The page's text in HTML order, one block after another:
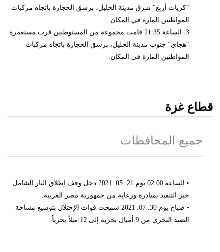
"كريات أربع" شرق مدينة الخليل، برشق الحجارة باتجاه مركبات
المواطنين المارة في المكان.
3. الساعة 21:35 قامت مجموعة من المستوطنين قرب مستعمرة
"هجاي" جنوب مدينة الخليل، برشق الحجارة باتجاه مركبات
المواطنين المارة في المكان.
قطاع غزة
جميع المحافظات
• الساعة 02:00 يوم 21. 05. 2021 دخل وقف إطلاق النار الشامل
حيز التنفيذ بمبادرة ورعاية من جمهورية مصر العربية.
• صباح يوم 30. 07. 2021 سمحت قوات الإحتلال بتوسيع مساحة
الصيد البحري من 9 أميال بحرية إلى 12 ميلاً بحرياً.